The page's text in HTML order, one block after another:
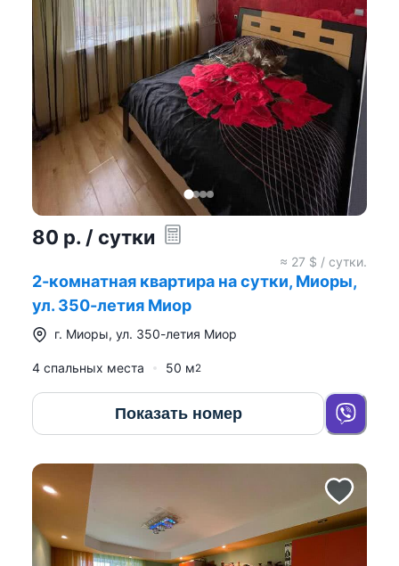
80 р. / сутки
≈ 27 $ / сутки.
2-комнатная квартира на сутки, Миоры,
ул. 350-летия Миор
г. Миоры, ул. 350-летия Миор
4 спальных места 50 м2
Показать номер